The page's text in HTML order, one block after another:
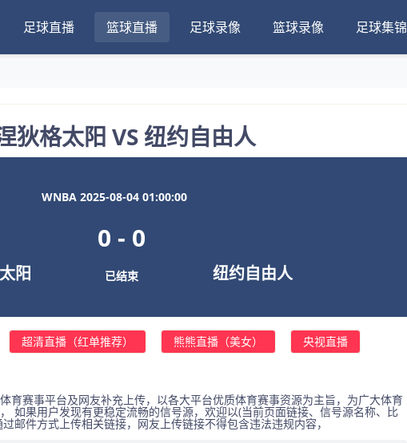
足球直播 篮球直播 足球录像 篮球录像 足球集锦
狄格太阳 VS 纽约自由人
WNBA 2025-08-04 01:00:00
阳
0 - 0
已结束 纽约自由人
超清直播（红单推荐） 熊熊直播（美女）
央视直播
育赛事平台及网友补充上传，以各大平台优质体育赛事资源为主旨，为广大体育
如果用户发现有更稳定流畅的信号源，欢迎以(当前页面链接、信号源名称、比
邮件方式上传相关链接，网友上传链接不得包含违法违规内容，